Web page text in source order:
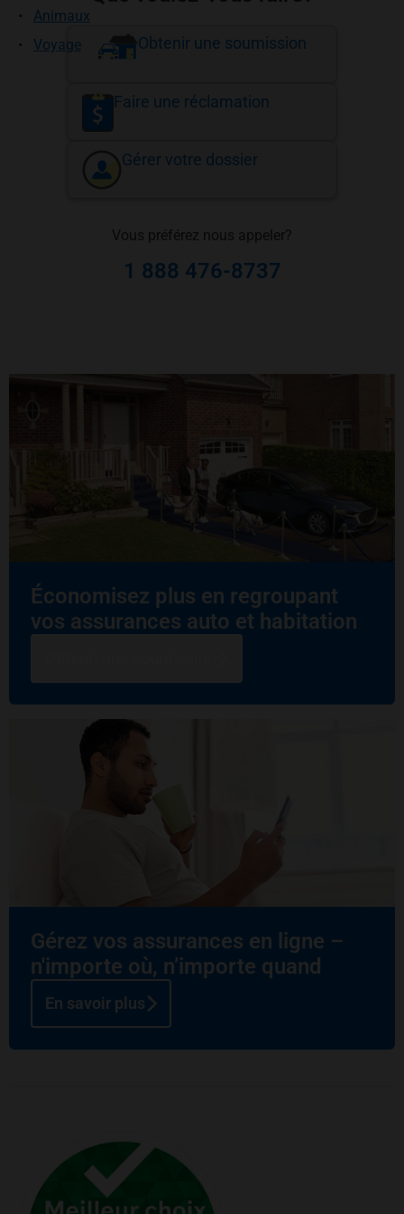
Animaux
Voyage
Obtenir une soumission
Faire une réclamation
Gérer votre dossier
Vous préférez nous appeler?
1 888 476-8737
Économisez plus en regroupant
vos assurances auto et habitation
Gérez vos assurances en ligne –
n'importe où, n’importe quand
En savoir plus